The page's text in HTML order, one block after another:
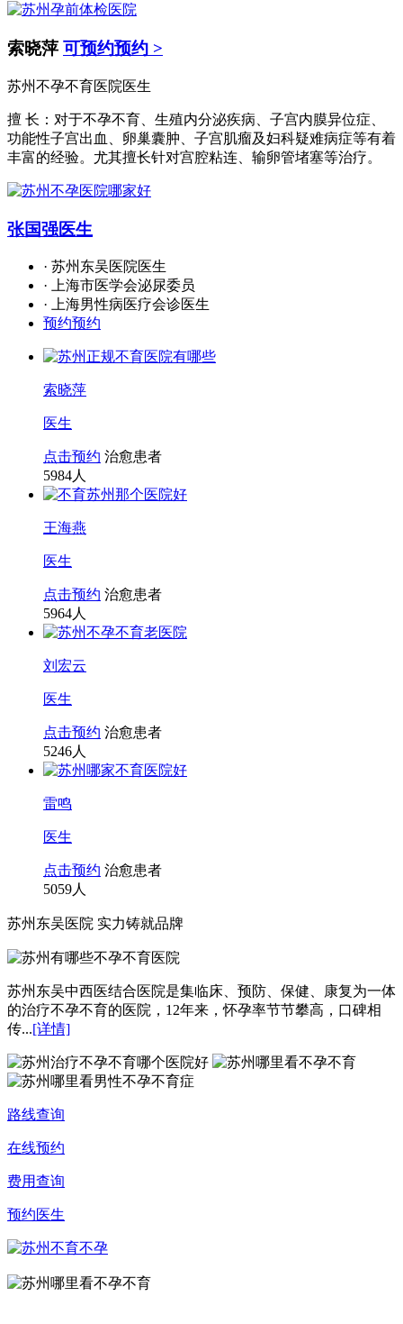
索晓萍 可预约预约 >
苏州不孕不育医院医生
擅 长：对于不孕不育、生殖内分泌疾病、子宫内膜异位症、
功能性子宫出血、卵巢囊肿、子宫肌瘤及妇科疑难病症等有着
丰富的经验。尤其擅长针对宫腔粘连、输卵管堵塞等治疗。
张国强医生
· 苏州东吴医院医生
· 上海市医学会泌尿委员
· 上海男性病医疗会诊医生
预约预约
索晓萍
医生
点击预约 治愈患者
5984人
王海燕
医生
点击预约 治愈患者
5964人
刘宏云
医生
点击预约 治愈患者
5246人
雷鸣
医生
点击预约 治愈患者
5059人
苏州东吴医院 实力铸就品牌
苏州东吴中西医结合医院是集临床、预防、保健、康复为一体
的治疗不孕不育的医院，12年来，怀孕率节节攀高，口碑相
传...[详情]
路线查询
在线预约
费用查询
预约医生